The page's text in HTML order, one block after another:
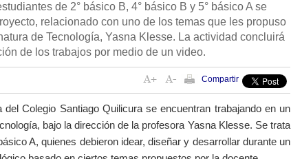
de 2° básico B, 4° básico B y 5° básico A se
relacionado con uno de los temas que les propuso
de Tecnología, Yasna Klesse. La actividad concluirá
de los trabajos por medio de un video.
Compartir
Colegio Santiago Quilicura se encuentran trabajando en un
bajo la dirección de la profesora Yasna Klesse. Se trata
A, quienes debieron idear, diseñar y desarrollar durante un